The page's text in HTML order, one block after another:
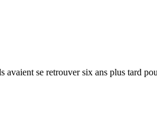
avaient se retrouver six ans plus tard